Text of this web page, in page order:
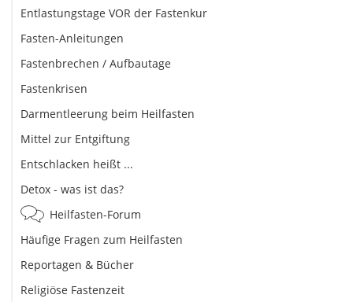
Entlastungstage VOR der Fastenkur
Fasten-Anleitungen
Fastenbrechen / Aufbautage
Fastenkrisen
Darmentleerung beim Heilfasten
Mittel zur Entgiftung
Entschlacken heißt ...
Detox - was ist das?
Heilfasten-Forum
Häufige Fragen zum Heilfasten
Reportagen & Bücher
Religiöse Fastenzeit